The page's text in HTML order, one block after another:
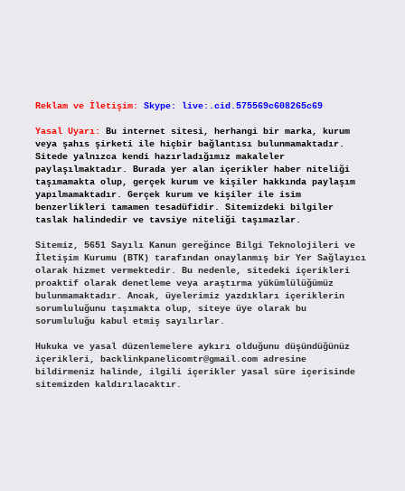
Reklam ve İletişim: Skype: live:.cid.575569c608265c69
Yasal Uyarı:
Bu internet sitesi, herhangi bir marka, kurum
veya şahıs şirketi ile hiçbir bağlantısı bulunmamaktadır.
Sitede yalnızca kendi hazırladığımız makaleler
paylaşılmaktadır. Burada yer alan içerikler haber niteliği
taşımamakta olup, gerçek kurum ve kişiler hakkında paylaşım
yapılmamaktadır. Gerçek kurum ve kişiler ile isim
benzerlikleri tamamen tesadüfidir. Sitemizdeki bilgiler
taslak halindedir ve tavsiye niteliği taşımazlar.
Sitemiz, 5651 Sayılı Kanun gereğince Bilgi Teknolojileri ve
İletişim Kurumu (BTK) tarafından onaylanmış bir Yer Sağlayıcı
olarak hizmet vermektedir. Bu nedenle, sitedeki içerikleri
proaktif olarak denetleme veya araştırma yükümlülüğümüz
bulunmamaktadır. Ancak, üyelerimiz yazdıkları içeriklerin
sorumluluğunu taşımakta olup, siteye üye olarak bu
sorumluluğu kabul etmiş sayılırlar.
Hukuka ve yasal düzenlemelere aykırı olduğunu düşündüğünüz
içerikleri,
backlinkpanelicomtr@gmail.comadresine
bildirmeniz halinde, ilgili içerikler yasal süre içerisinde
sitemizden kaldırılacaktır.